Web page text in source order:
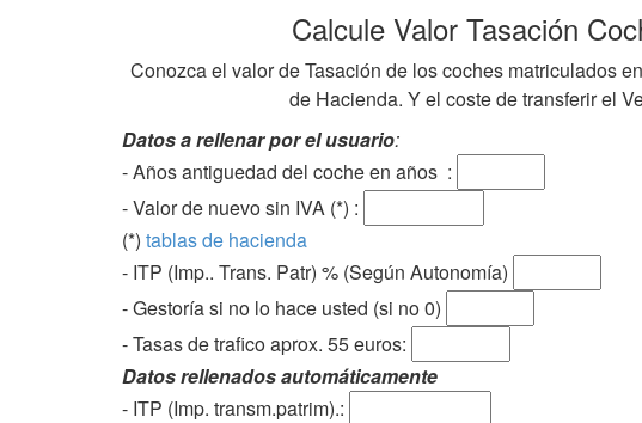
Calcule Valor Tasación
Conozca el valor de Tasación de los coches matriculados
de Hacienda. Y el coste de transferir el
Datos a rellenar por el usuario:
- Años antiguedad del coche en años :
- Valor de nuevo sin IVA (*) :
(*) tablas de hacienda
- ITP (Imp.. Trans. Patr) % (Según Autonomía)
- Gestoría si no lo hace usted (si no 0)
-Tasas de trafico aprox. 55 euros:
Datos rellenados automáticamente
- ITP (Imp. transm.patrim).: